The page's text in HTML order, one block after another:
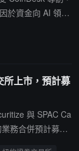
始終致力於履行
零售客戶提供衍
於資金向 AI 領域
的流動性，
次執掌加密交易
運營。加密監管
心倫理條款分歧懸
1 日前僅剩 20
上市，預計募
與 SPAC Ca
務合併預計募資